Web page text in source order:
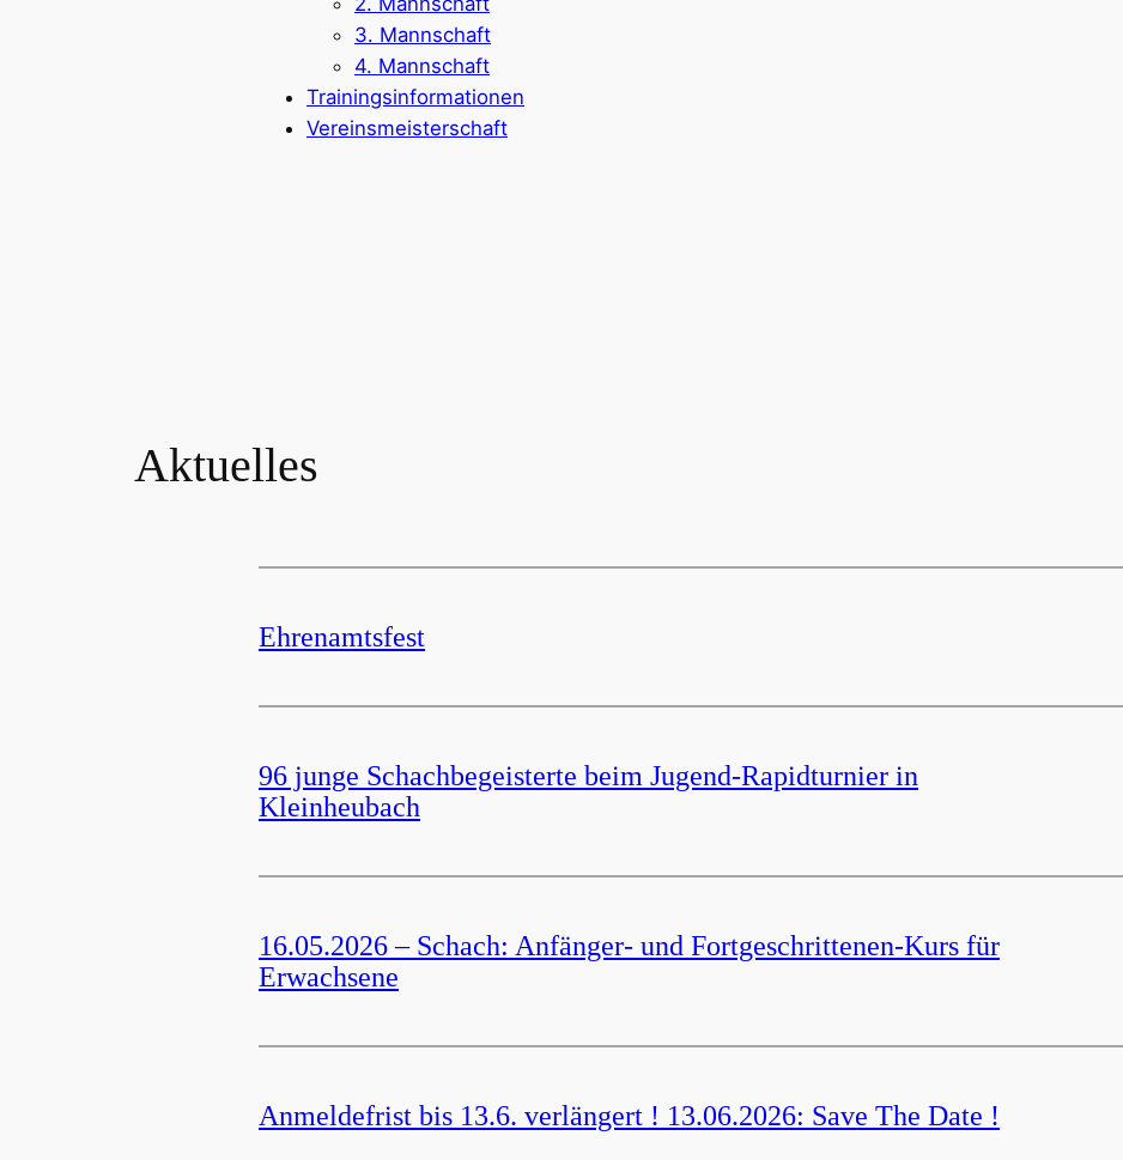
3. Mannschaft
4. Mannschaft
Trainingsinformationen
Vereinsmeisterschaft
Aktuelles
Ehrenamtsfest
96 junge Schachbegeisterte beim Jugend-Rapidturnier in
Kleinheubach
16.05.2026 – Schach: Anfänger- und Fortgeschrittenen-Kurs für
Erwachsene
Anmeldefrist bis 13.6. verlängert ! 13.06.2026: Save The Date !